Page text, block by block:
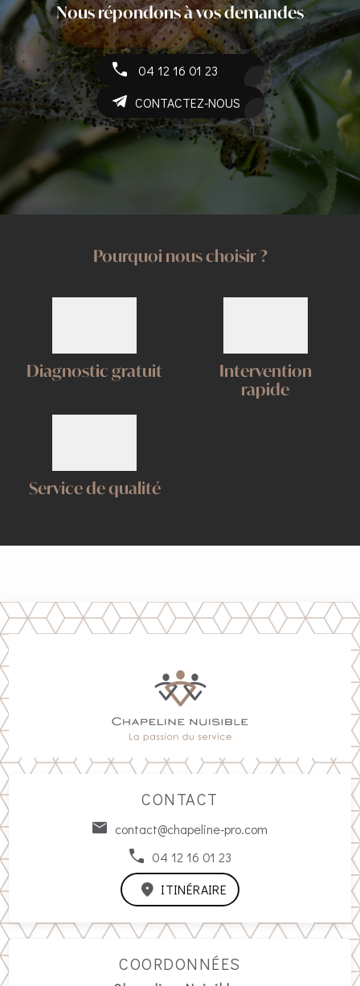
Nous répondons à vos demandes
04 12 16 01 23
CONTACTEZ-NOUS
Pourquoi nous choisir ?
Diagnostic gratuit
Intervention
rapide
Service de qualité
CONTACT
contact@chapeline-pro.com
04 12 16 01 23
ITINÉRAIRE
COORDONNÉES